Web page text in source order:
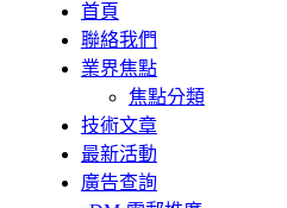
首頁
聯絡我們
業界焦點
焦點分類
技術文章
最新活動
廣告查詢